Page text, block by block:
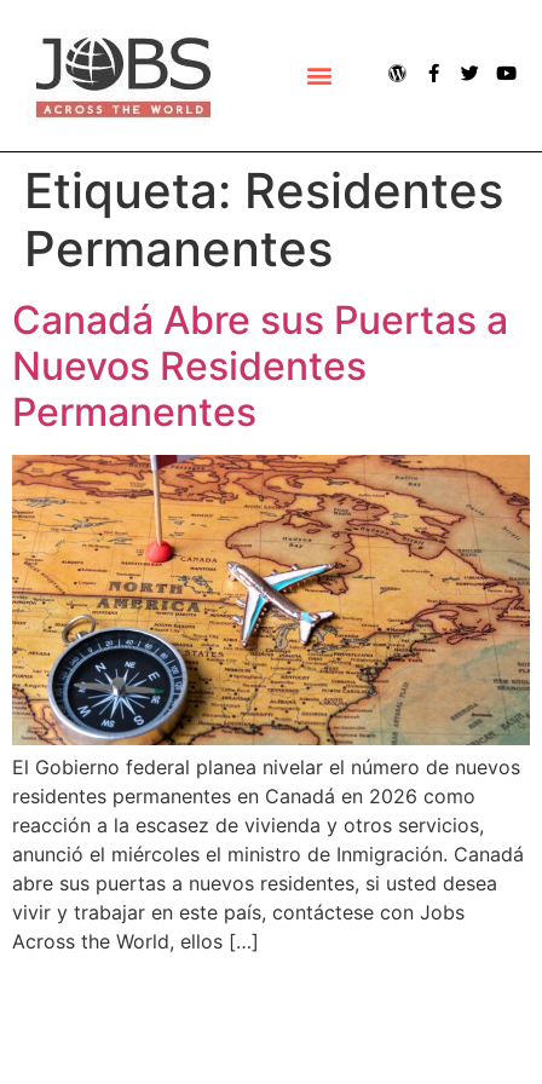
Etiqueta: Residentes
Permanentes
Canadá Abre sus Puertas a
Nuevos Residentes
Permanentes
El Gobierno federal planea nivelar el número de nuevos
residentes permanentes en Canadá en 2026 como
reacción a la escasez de vivienda y otros servicios,
anunció el miércoles el ministro de Inmigración. Canadá
abre sus puertas a nuevos residentes, si usted desea
vivir y trabajar en este país, contáctese con Jobs
Across the World, ellos […]